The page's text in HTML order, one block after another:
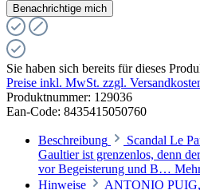
Benachrichtige mich
Sie haben sich bereits für dieses
Preise inkl. MwSt. zzgl.
Produktnummer: 129036
Ean-Code: 8435415050760
Beschreibung
Scandal Le
Gaultier ist grenzenlos, denn
vor Begeisterung und B…
Hinweise
ANTONIO PUIG,